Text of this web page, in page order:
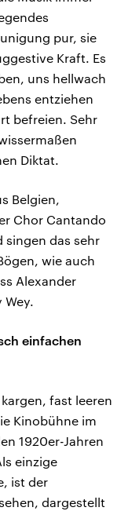
pur, sie
Kraft. Es
uns hellwach
entziehen
befreien. Sehr
Diktat.
Belgien,
Chor Cantando
singen das sehr
wie auch
Alexander
Wey.
einfachen
fast leeren
Kinobühne im
1920er-Jahren
einzige
ist der
dargestellt